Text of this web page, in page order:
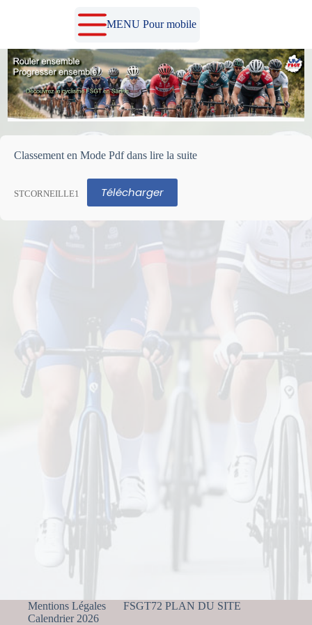
MENU Pour mobile
Classement en Mode Pdf dans lire la suite
STCORNEILLE1 Télécharger
Mentions Légales
FSGT72 PLAN DU SITE
Calendrier 2026